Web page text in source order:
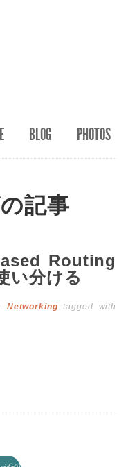
BLOG PHOTOS
記事
Routing
い分ける
Networking tagged with